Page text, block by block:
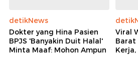
detikNews
Dokter yang Hina Pasien
BPJS 'Banyakin Duit Halal'
Minta Maaf: Mohon Ampun
Viral
Barat